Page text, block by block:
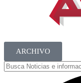
ARCHIVO